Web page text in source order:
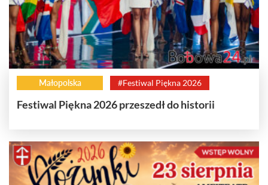
Małopolska #Festiwal Piękna 2026
Festiwal Piękna 2026 przeszedł do historii